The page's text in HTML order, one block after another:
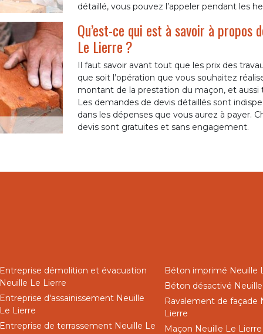
détaillé, vous pouvez l’appeler pendant les
Qu’est-ce qui est à savoir à
Le Lierre ?
Il faut savoir avant tout que les prix des
que soit l’opération que vous souhaitez
montant de la prestation du maçon, et
Les demandes de devis détaillés sont
dans les dépenses que vous aurez à payer.
devis sont gratuites et sans engagement.
Entreprise démolition et évacuation
Neuille Le Lierre
Entreprise d'assainissement Neuille
Le Lierre
Entreprise de terrassement Neuille Le
Béton imprimé Neuille
Béton désactivé
Ravalement de façade
Lierre
Maçon Neuille Le Lierre